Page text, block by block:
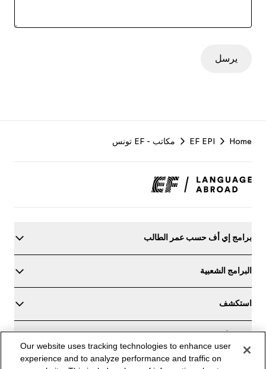
يرسل
Home
EF EPI مكاتب - EF تونس
برامج إي أف حسب عمر الطالب
البرامج الشعبية
استكشف
Our website uses tracking technologies to enhance user
experience and to analyze performance and traffic on